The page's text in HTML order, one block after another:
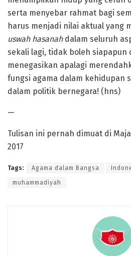
serta menyebar rahmat bagi
harus menjadi nilai aktual yang
uswah hasanahdalam seluruh
sekali lagi, tidak boleh siapapun
menegasikan apalagi
fungsi agama dalam kehidupan
dalam politik bernegara! (hns)
—
Tulisan ini pernah dimuat di
2017
Tags: Agama dalam Bangsa
muhammadiyah